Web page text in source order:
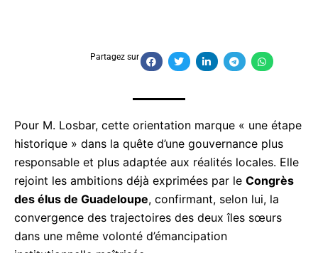
étape historique » dans la quête d’une gouvernance
plus responsable et plus adaptée aux réalités
locales. Elle rejoint les ambitions déjà exprimées
par le Congrès des élus de Guadeloupe,
confirmant, selon lui, la convergence des
trajectoires des deux îles sœurs dans une même
volonté d’émancipation institutionnelle maîtrisée.